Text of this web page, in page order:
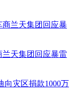
天集团回应暴雷